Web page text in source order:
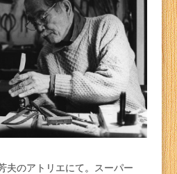
夫のアトリエにて。スーパー